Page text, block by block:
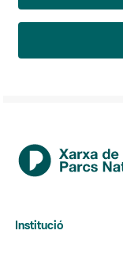
Institució